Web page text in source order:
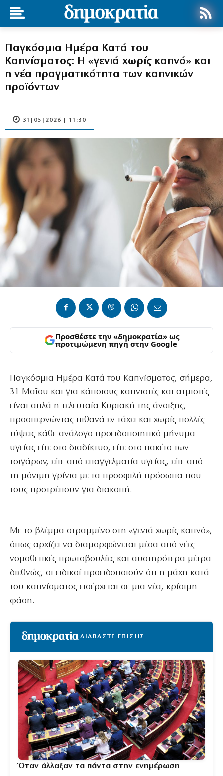
Παγκόσμια Ημέρα Κατά του
Καπνίσματος: Η «γενιά χωρίς καπνό» και
η νέα πραγματικότητα των καπνικών
προϊόντων
31|05|2026 | 11:30
Προσθέστε την «δημοκρατία» ως
προτιμώμενη πηγή στην Google
Παγκόσμια Ημέρα Κατά του Καπνίσματος, σήμερα,
31 Μαΐου και για κάποιους καπνιστές και ατμιστές
είναι απλά η τελευταία Κυριακή της άνοιξης,
προσπερνώντας πιθανά εν τάχει και χωρίς πολλές
τύψεις κάθε ανάλογο προειδοποιητικό μήνυμα
υγείας είτε στο διαδίκτυο, είτε στο πακέτο των
τσιγάρων, είτε από επαγγελματία υγείας, είτε από
τη μόνιμη γρίνια με τα προσφιλή πρόσωπα που
τους προτρέπουν για διακοπή.
Με το βλέμμα στραμμένο στη «γενιά χωρίς καπνό»,
όπως αρχίζει να διαμορφώνεται μέσα από νέες
νομοθετικές πρωτοβουλίες και αυστηρότερα μέτρα
διεθνώς, οι ειδικοί προειδοποιούν ότι η μάχη κατά
του καπνίσματος εισέρχεται σε μια νέα, κρίσιμη
φάση.
ΔΙΑΒΑΣΤΕ ΕΠΙΣΗΣ
Όταν άλλαξαν τα πάντα στην ενημέρωση